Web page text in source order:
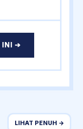
INI ➔
LIHAT PENUH →